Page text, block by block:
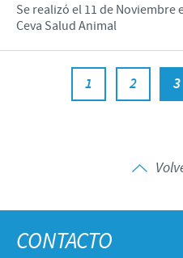
Se realizó el 11 de
Ceva Salud Animal
1 2 3
CONTACTO